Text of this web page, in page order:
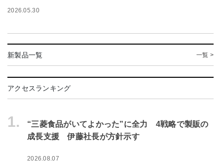
2026.05.30
新製品一覧 一覧 >
アクセスランキング
1.
“三菱食品がいてよかった”に全力 4戦略で製販の
成長支援 伊藤社長が方針示す
2026.08.07